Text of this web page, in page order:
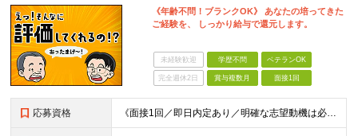
《年齢不問！ブランクOK》 あなたの培ってきた
ご経験を、 しっかり給与で還元します。
未経験歓迎 学歴不問 ベテランOK
完全週休2日 賞与複数月 面接1回
応募資格 《面接1回／即日内定あり／明確な志望動機は必要なし》 ◆学歴・年齢不問 ◆建設業界での実務経験や設備設計（電気設備、空調・衛生設備）、土木設計（橋梁／トンネル・道路・造成／上下水道）などの業界経験者